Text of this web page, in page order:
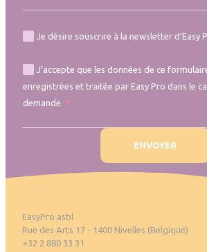
Je désire souscrire à la newsletter d’Easy
J’accepte que les données de ce
enregistrées et traitée par Easy Pro dans le
demande.
EasyPro asbl
Rue des Arts 17 - 1400 Nivelles (Belgique)
+32 2 880 33 31